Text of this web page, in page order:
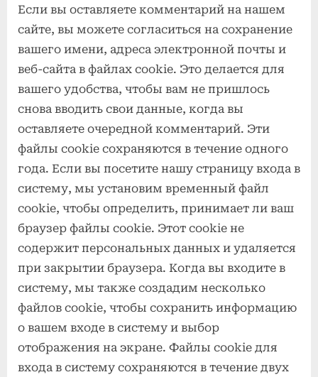
Если вы оставляете комментарий на нашем
сайте, вы можете согласиться на сохранение
вашего имени, адреса электронной почты и
веб-сайта в файлах cookie. Это делается для
вашего удобства, чтобы вам не пришлось
снова вводить свои данные, когда вы
оставляете очередной комментарий. Эти
файлы cookie сохраняются в течение одного
года. Если вы посетите нашу страницу входа в
систему, мы установим временный файл
cookie, чтобы определить, принимает ли ваш
браузер файлы cookie. Этот cookie не
содержит персональных данных и удаляется
при закрытии браузера. Когда вы входите в
систему, мы также создадим несколько
файлов cookie, чтобы сохранить информацию
о вашем входе в систему и выбор
отображения на экране. Файлы cookie для
входа в систему сохраняются в течение двух